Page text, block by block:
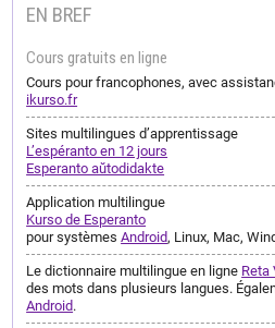
EN BREF
Cours gratuits en ligne
Cours pour francophones, avec
ikurso.fr
Sites multilingues d’apprentissage
L’espéranto en 12 jours
Esperanto aŭtodidakte
Application multilingue
Kurso de Esperanto
pour systèmesAndroid, Linux, Mac,
Le dictionnaire multilingue en ligne Reta
des mots dans plusieurs langues.
Android.